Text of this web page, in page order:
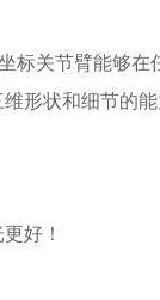
关节臂能够在任
形状和细节的能
好！